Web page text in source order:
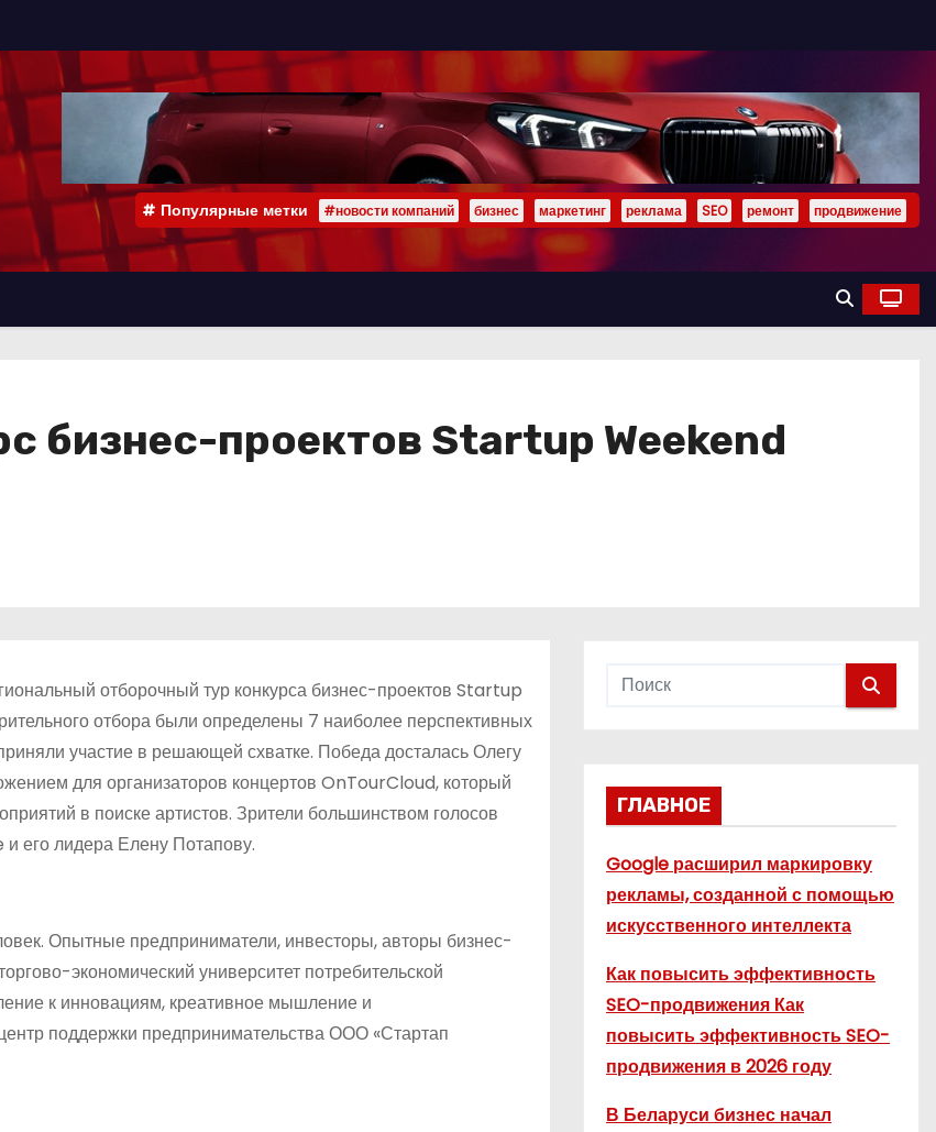
Популярные метки #новости компаний бизнес маркетинг реклама SEO ремонт продвижение
бизнес-проектов Startup Weekend
отборочный тур конкурса бизнес-проектов Startup
отбора были определены 7 наиболее перспективных
участие в решающей схватке. Победа досталась Олегу
для организаторов концертов OnTourCloud, который
в поиске артистов. Зрители большинством голосов
его лидера Елену Потапову.
Опытные предприниматели, инвесторы, авторы бизнес-
экономический университет потребительской
к инновациям, креативное мышление и
поддержки предпринимательства ООО «Стартап
ГЛАВНОЕ
Google расширил маркировку
рекламы, созданной с помощью
искусственного интеллекта
Как повысить эффективность
SEO-продвижения Как
повысить эффективность SEO-
продвижения в 2026 году
В Беларуси бизнес начал